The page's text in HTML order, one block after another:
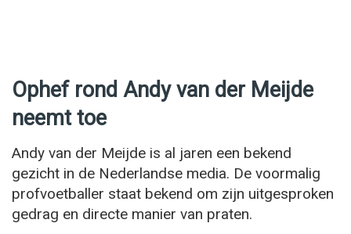
Ophef rond Andy van der Meijde
neemt toe
Andy van der Meijde is al jaren een bekend
gezicht in de Nederlandse media. De voormalig
profvoetballer staat bekend om zijn uitgesproken
gedrag en directe manier van praten.